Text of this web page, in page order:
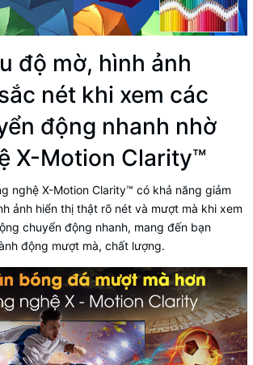
độ mờ, hình ảnh
nét khi xem các
động nhanh nhờ
X-Motion Clarity™
nghệ X-Motion Clarity™ có khả năng giảm
ảnh hiển thị thật rõ nét và mượt mà khi xem
chuyển động nhanh, mang đến bạn
động mượt mà, chất lượng.